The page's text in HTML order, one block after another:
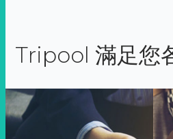
Tripool 滿足您